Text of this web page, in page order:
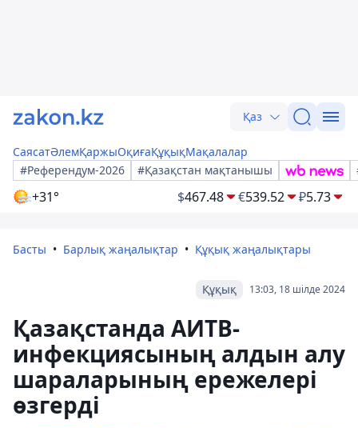
Қаз
СаясатӘлемҚаржыОқиғаҚұқықМақалалар
#Референдум-2026
#Қазақстан мақтанышы
+31° $467.48 €539.52 ₽5.73
Басты Барлық жаңалықтар Құқық жаңалықтары
13:03, 18 шілде 2024
Құқық
Қазақстанда АИТВ-
инфекциясының алдын алу
шараларының ережелері
өзгерді